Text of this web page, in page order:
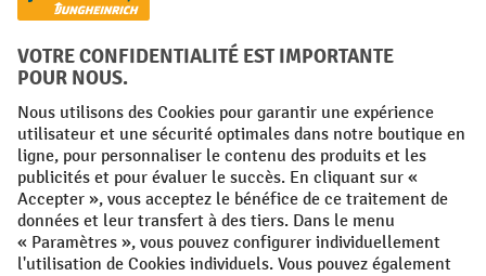
Langues
FR NL
Conditions générales Mentions légales
Protection des Données Politique de cookies
All prices excl. VAT plusshipping costsand possible delivery charges,